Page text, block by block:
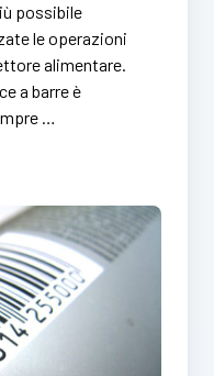
possibile
le operazioni
alimentare.
a barre è
…